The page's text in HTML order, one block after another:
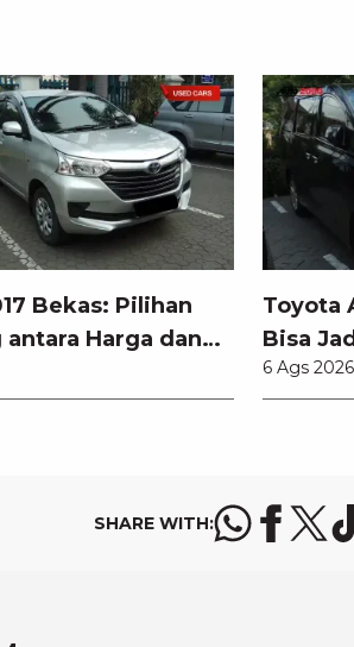
Bekas: Pilihan
antara Harga dan
Toyota
Bisa
6 Ags 2026
SHARE WITH: